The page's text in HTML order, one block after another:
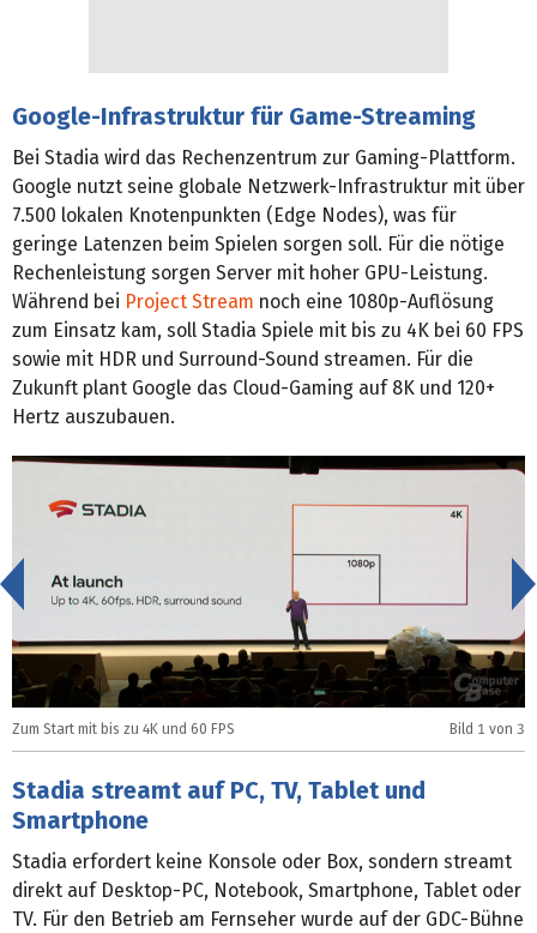
Google-Infrastruktur für Game-Streaming
Bei Stadia wird das Rechenzentrum zur Gaming-Plattform.
Google nutzt seine globale Netzwerk-Infrastruktur mit über
7.500 lokalen Knotenpunkten (Edge Nodes), was für
geringe Latenzen beim Spielen sorgen soll. Für die nötige
Rechenleistung sorgen Server mit hoher GPU-Leistung.
Während bei Project Stream noch eine 1080p-Auflösung
zum Einsatz kam, soll Stadia Spiele mit bis zu 4K bei 60 FPS
sowie mit HDR und Surround-Sound streamen. Für die
Zukunft plant Google das Cloud-Gaming auf 8K und 120+
Hertz auszubauen.
Zum Start mit bis zu 4K und 60 FPS Bild 1 von 3
<
Stadia streamt auf PC, TV, Tablet und
Smartphone
Stadia erfordert keine Konsole oder Box, sondern streamt
direkt auf Desktop-PC, Notebook, Smartphone, Tablet oder
TV. Für den Betrieb am Fernseher wurde auf der GDC-Bühne